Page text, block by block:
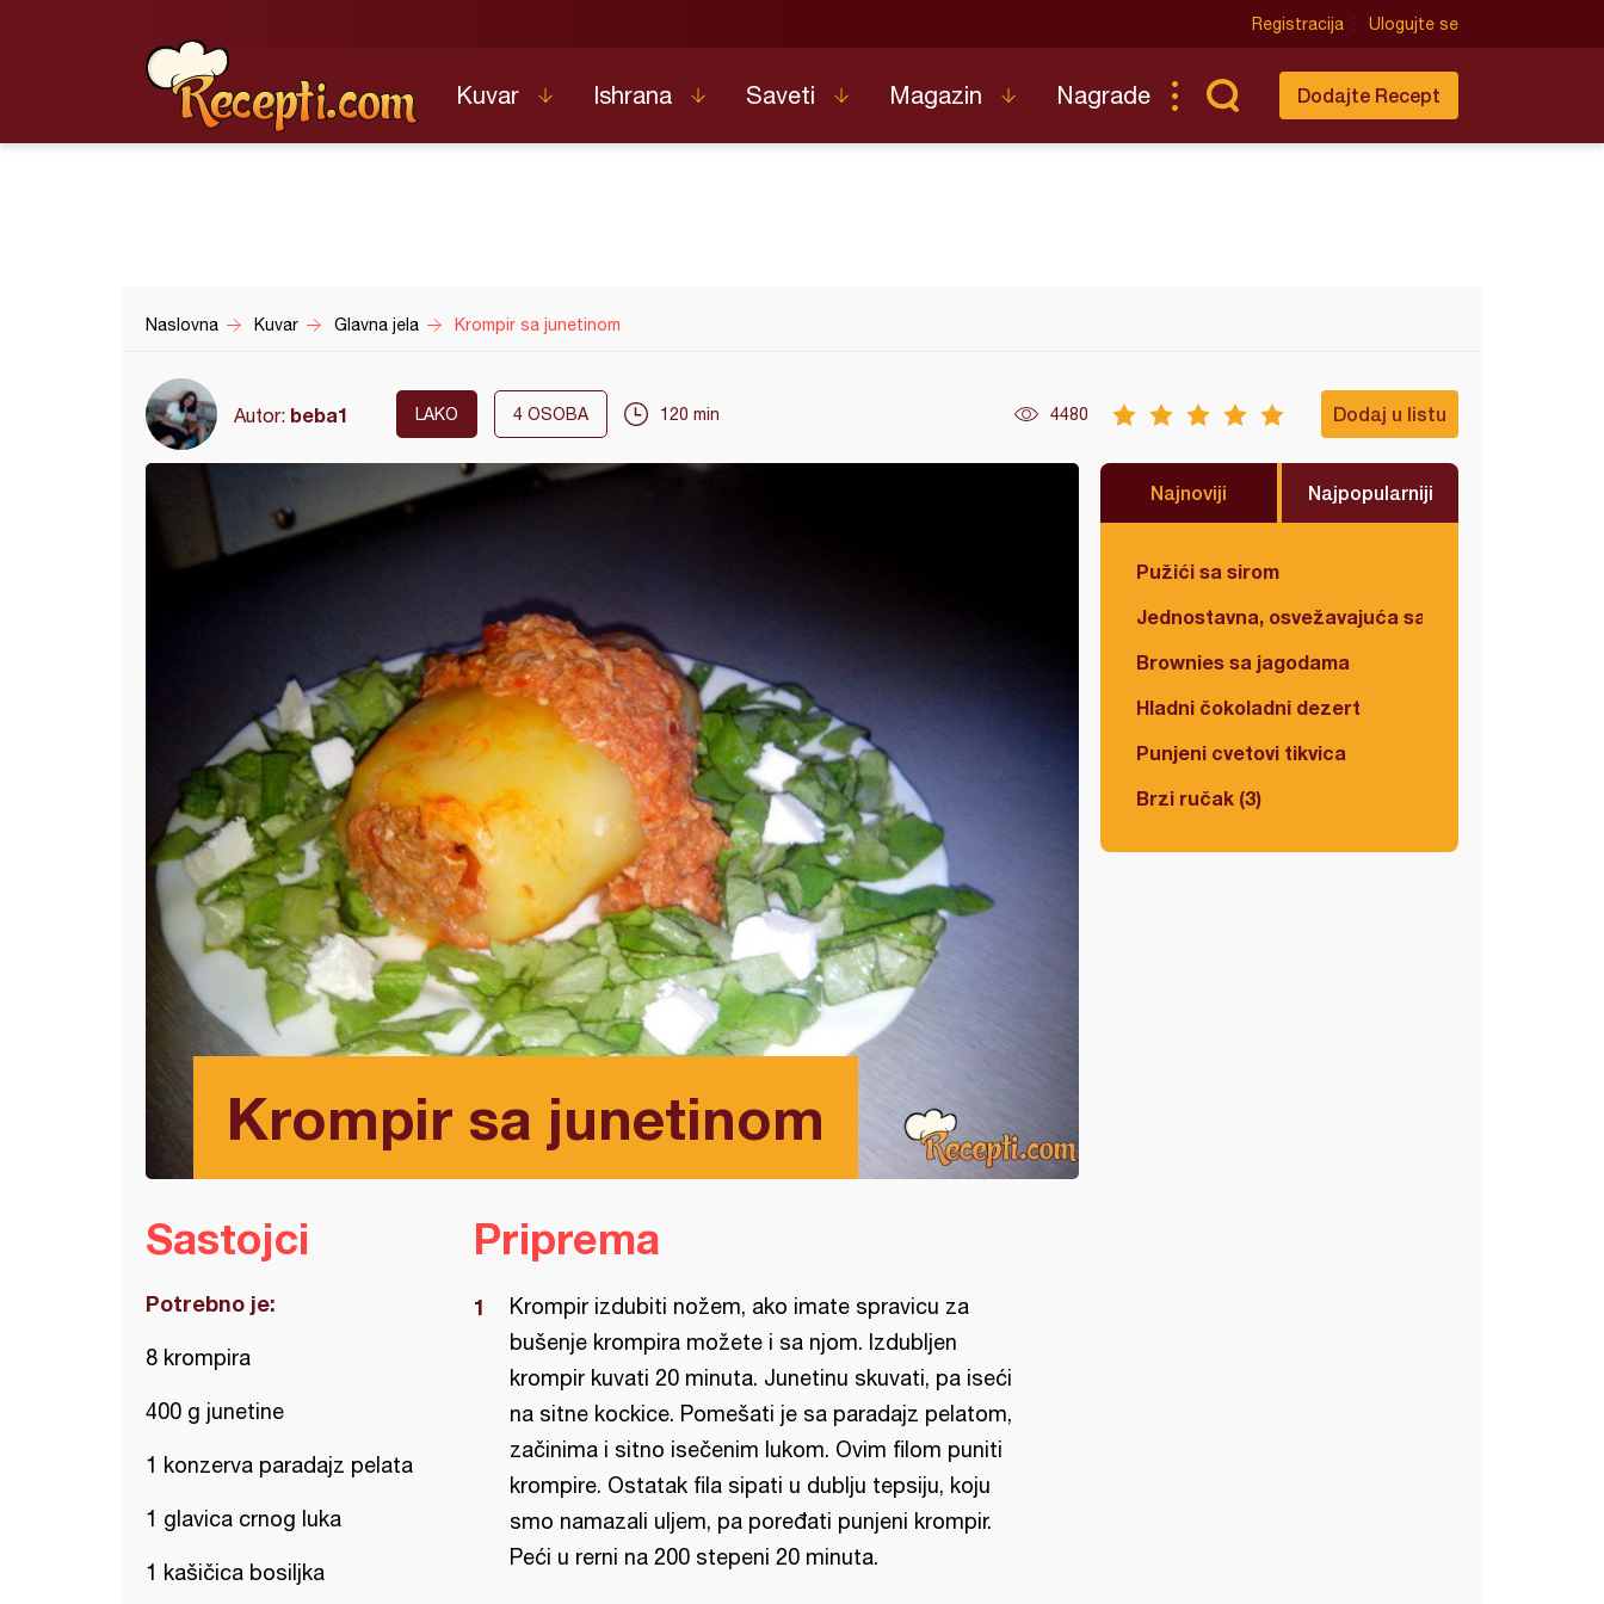
Registracija Ulogujte se
Kuvar Ishrana Saveti Magazin Nagrade Dodajte Recept
Naslovna Kuvar Glavna jela Krompir sa junetinom
Autor: beba1 LAKO 4 OSOBA 120 min 4480 Dodaj u listu
Krompir sa junetinom
Najnoviji Najpopularniji
Pužići sa sirom
Jednostavna, osvežavajuća salata
Brownies sa jagodama
Hladni čokoladni dezert
Punjeni cvetovi tikvica
Brzi ručak (3)
Sastojci
Potrebno je:
8 krompira
400 g junetine
1 konzerva paradajz pelata
1 glavica crnog luka
1 kašičica bosiljka
Priprema
Krompir izdubiti nožem, ako imate spravicu za
bušenje krompira možete i sa njom. Izdubljen
krompir kuvati 20 minuta. Junetinu skuvati, pa iseći
na sitne kockice. Pomešati je sa paradajz pelatom,
začinima i sitno isečenim lukom. Ovim filom puniti
krompire. Ostatak fila sipati u dublju tepsiju, koju
smo namazali uljem, pa poređati punjeni krompir.
Peći u rerni na 200 stepeni 20 minuta.